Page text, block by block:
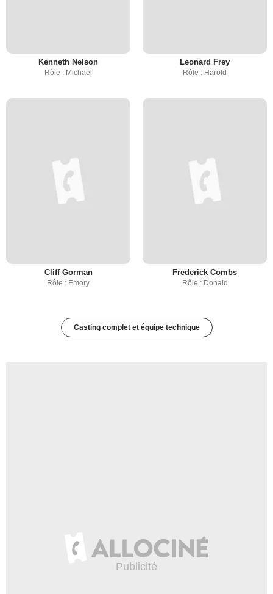
Kenneth Nelson
Rôle : Michael
Leonard Frey
Rôle : Harold
Cliff Gorman
Rôle : Emory
Frederick Combs
Rôle : Donald
Casting complet et équipe technique